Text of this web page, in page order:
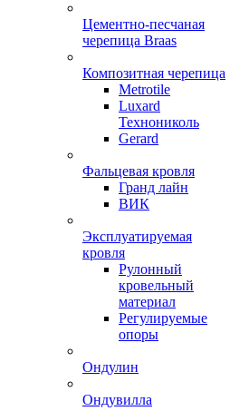
Цементно-песчаная
черепица Braas
Композитная черепица
Metrotile
Luxard
Технониколь
Gerard
Фальцевая кровля
Гранд лайн
ВИК
Эксплуатируемая
кровля
Рулонный
кровельный
материал
Регулируемые
опоры
Ондулин
Ондувилла